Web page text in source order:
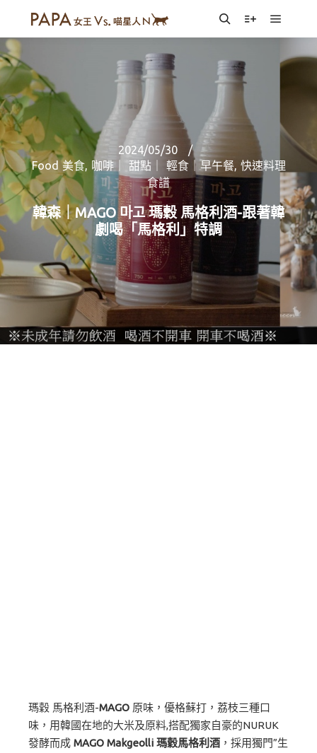
SearchMore info
Main
2024/05/30
Food 美食, 咖啡｜ 甜點｜ 輕食｜早午餐, 快速料理
食譜
韓森｜MAGO 마고 瑪穀 馬格利酒-跟著韓
劇喝「馬格利」特調
瑪穀 馬格利酒-MAGO 原味，優格蘇打，荔枝三種口
味，用韓國在地的大米及原料,搭配獨家自豪的NURUK
發酵而成 MAGO Makgeolli 瑪穀馬格利酒 ，採用獨門”生